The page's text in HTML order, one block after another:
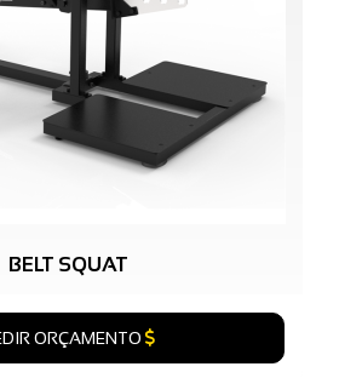
BELT SQUAT
ORÇAMENTO